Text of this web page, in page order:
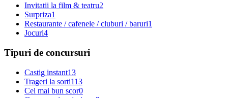
Invitatii la film & teatru2
Surpriza1
Restaurante / cafenele / cluburi / baruri1
Jocuri4
Tipuri de concursuri
Castig instant13
Trageri la sorti113
Cel mai bun scor0